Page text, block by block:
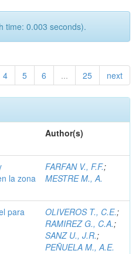
time: 0.003 seconds).
4 5 6 ... 25 next
Author(s)
la zona
FARFAN V., F.F.;
MESTRE M., A.
para
OLIVEROS T., C.E.;
RAMIREZ G., C.A.;
SANZ U., J.R.;
PEÑUELA M., A.E.